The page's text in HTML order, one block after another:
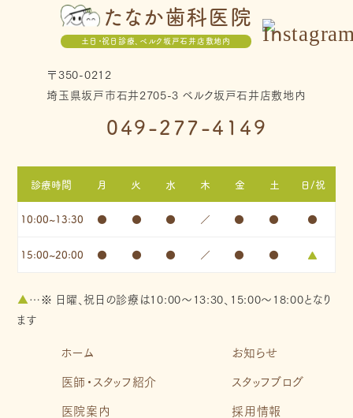
たなか歯科医院
土日・祝日診療、ベルク坂戸石井店敷地内
〒350-0212
埼玉県坂戸市石井2705-3 ベルク坂戸石井店敷地内
049-277-4149
診療時間 月 火 水 木 金 土 日/祝
10:00~13:30 ● ● ● ／ ● ● ●
15:00~20:00 ● ● ● ／ ● ● ▲
▲…※ 日曜、祝日の診療は10:00～13:30、15:00～18:00となり
ます
ホーム
医師・スタッフ紹介
医院案内
お知らせ
スタッフブログ
採用情報